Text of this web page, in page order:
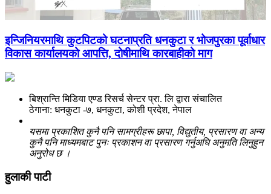
इन्जिनियरमाथि कुटपिटको घटनाप्रति धनकुटा र भोजपुरका पूर्वाधार
विकास कार्यालयको आपत्ति, दोषीमाथि कारबाहीको माग
बिश्रान्ति मिडिया एण्ड रिसर्च सेन्टर प्रा. लि द्वारा संचालित
ठेगाना: धनकुटा -७, धनकुटा, कोशी प्रदेश, नेपाल
यसमा प्रकाशित कुनै पनि सामग्रीहरू छापा, विद्युतीय, प्रसारण वा अन्य
कुनै पनि माध्यमबाट पुनः प्रकाशन वा प्रसारण गर्नुअघि अनुमति लिनुहुन
अनुरोध छ ।
हुलाकी पाटी